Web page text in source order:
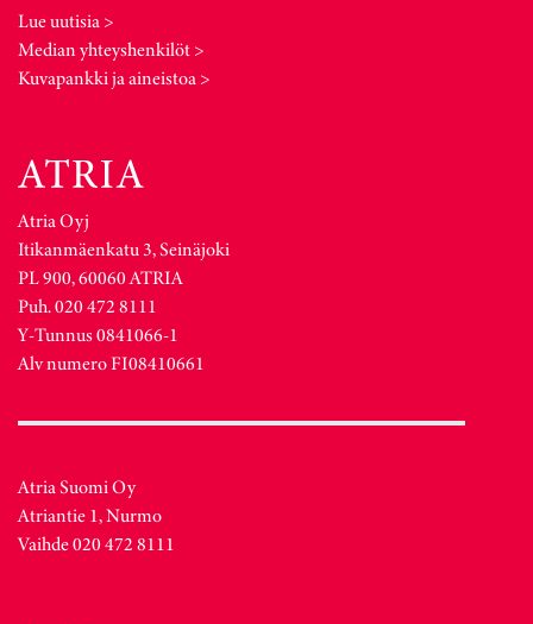
Lue uutisia >
Median yhteyshenkilöt >
Kuvapankki ja aineistoa >
Atria Oyj
Itikanmäenkatu 3, Seinäjoki
PL 900, 60060 ATRIA
Puh. 020 472 8111
Y-Tunnus 0841066-1
Alv numero FI08410661
Atria Suomi Oy
Atriantie 1, Nurmo
Vaihde 020 472 8111